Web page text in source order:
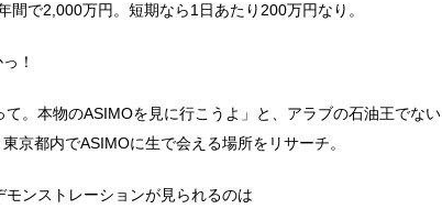
間で2,000万円。短期なら1日あたり200万円なり。
！
て。本物のASIMOを見に行こうよ」と、アラブの石油王でない
京都内でASIMOに生で会える場所をリサーチ。
ンストレーションが見られるのは